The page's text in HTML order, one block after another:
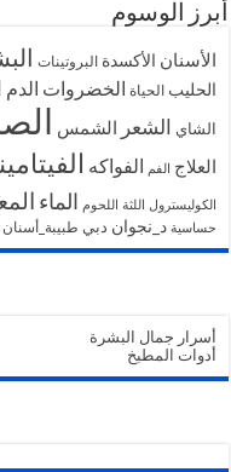
أبرز الوسوم
الأسنان الأكسدة البروتينات
الحليب الحياة الخضروات الدم
الشاي الشعر الشمس
العلاج الفم الفواكه
الكوليسترول اللثة اللحوم الماء
حساسية د_نجوان دبي طبيبة_أسنان
أسرار جمال البشرة
أدوات المطبخ